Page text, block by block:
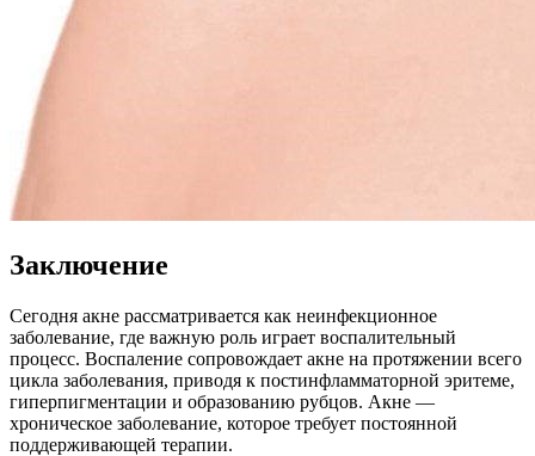
Заключение
Сегодня акне рассматривается как неинфекционное
заболевание, где важную роль играет воспалительный
процесс. Воспаление сопровождает акне на протяжении всего
цикла заболевания, приводя к постинфламматорной эритеме,
гиперпигментации и образованию рубцов. Акне —
хроническое заболевание, которое требует постоянной
поддерживающей терапии.